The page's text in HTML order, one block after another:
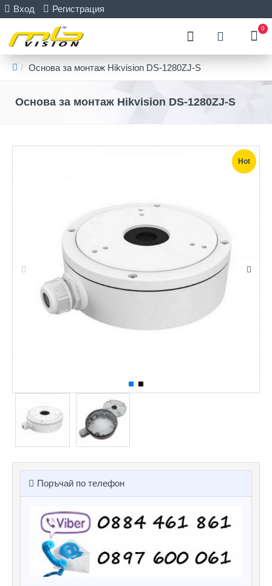
Вход Регистрация
0
Основа за монтаж Hikvision DS-1280ZJ-S
Основа за монтаж Hikvision DS-1280ZJ-S
Hot
Поръчай по телефон